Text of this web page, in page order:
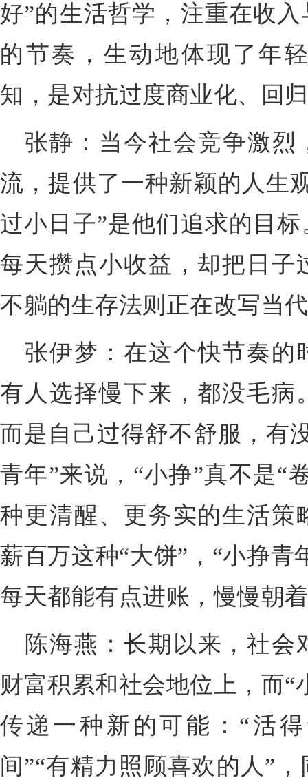
好”的生活哲学，注重在收
的节奏，生动地体现了年
知，是对抗过度商业化、回
张静：当今社会竞争激烈
流，提供了一种新颖的人生
过小日子”是他们追求的目
每天攒点小收益，却把日子
不躺的生存法则正在改写当
张伊梦：在这个快节奏的
有人选择慢下来，都没毛病
而是自己过得舒不舒服，有
青年”来说，“小挣”真不是“
种更清醒、更务实的生活策
薪百万这种“大饼”，“小挣青
每天都能有点进账，慢慢朝
陈海燕：长期以来，社
财富积累和社会地位上，而“
传递一种新的可能：“活
间”“有精力照顾喜欢的人”